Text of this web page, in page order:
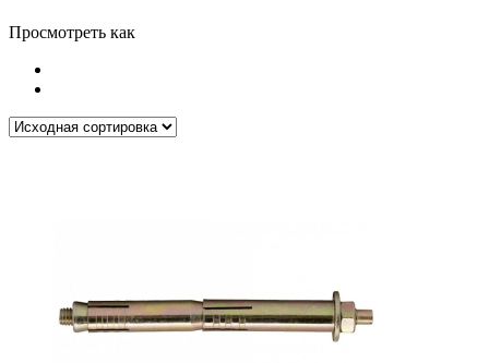
Просмотреть как